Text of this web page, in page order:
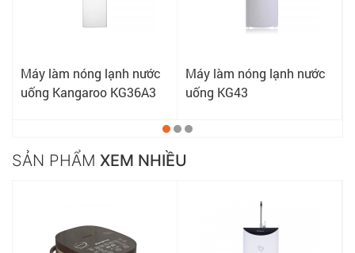
Máy làm nóng lạnh nước
uống Kangaroo KG36A3
Máy làm nóng lạnh nước
uống KG43
SẢN PHẨM XEM NHIỀU